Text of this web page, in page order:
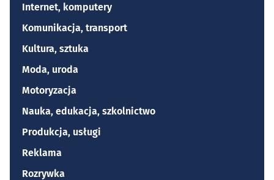
Internet, komputery
Komunikacja, transport
Kultura, sztuka
Moda, uroda
Motoryzacja
Nauka, edukacja, szkolnictwo
Produkcja, usługi
Reklama
Rozrywka